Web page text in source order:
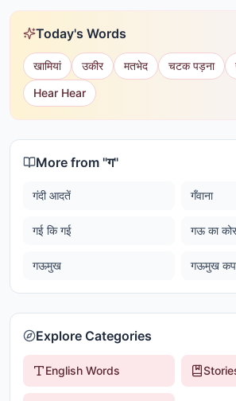
Today's Words
खामियां उकीर मतभेद चटक पड़ना
Hear Hear
More from "ग"
गंदी आदतें गँवाना
गई कि गई गऊ का
गऊमुख गऊमुख
Explore Categories
English Words